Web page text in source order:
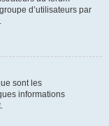
d’utilisateurs par
sont les
informations